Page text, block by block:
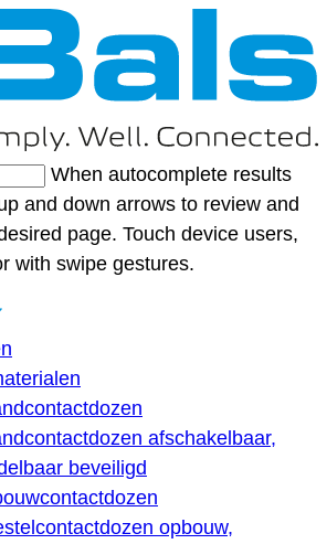
When autocomplete results
and down arrows to review and
page. Touch device users,
with swipe gestures.
afschakelbaar,
beveiligd
opbouw,